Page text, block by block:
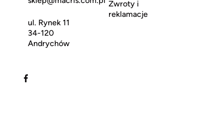
ul. Rynek 11
34-120
Andrychów
Zwroty i
reklamacje